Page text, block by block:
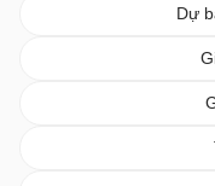
Dự